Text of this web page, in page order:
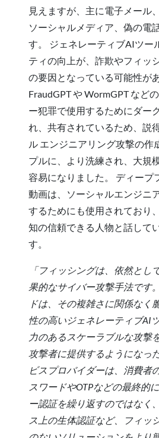
見えますが、主に電子メール
ソーシャルメディア、偽の電
す。 ジェネレーティブAIツー
ティの向上が、詐欺やフィッ
の要因となっている可能性が
FraudGPT や WormGPT など
ー犯罪で使用するためにダー
れ、共有されているため、説
ル エンジニアリング攻撃の作
プルに、より洗練され、大規
容易になりました。 ディープ
動画は、ソーシャルエンジニ
するためにも使用されており
知の信頼できる人物と話して
す。
「フィッシングは、依然とし
果的なサイバー攻撃手法です
ドは、その複雑さに関係なく
性の高いジェネレーティブAI
力のあるスケーラブルな攻撃
攻撃者に提供するようになっ
ビスプロバイダーは、消費者
スワードやOTPなどの最終的
ー認証を繰り返すのではなく
ス上の生体認証など、フィッ